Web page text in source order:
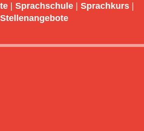
| Sprachschule | Sprachkurs |
Stellenangebote